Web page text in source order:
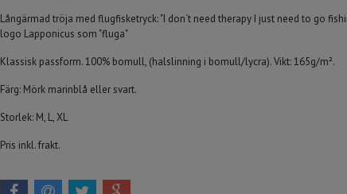
Långärmad tröja med flugfisketryck: "I don´t need therapy I just need to go
logo Lapponicus som "fluga"
Klassisk passform. 100% bomull, (halslinning i bomull/lycra). Vikt: 165g/m².
Färg: Mörk marinblå eller svart.
Storlek: M, L, XL
Pris inkl. frakt.